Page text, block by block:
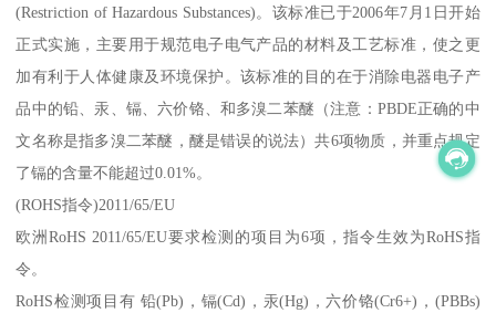
(Restriction of Hazardous Substances)。该标准已于2006年7月1日开始
正式实施，主要用于规范电子电气产品的材料及工艺标准，使之更
加有利于人体健康及环境保护。该标准的目的在于消除电器电子产
品中的铅、汞、镉、六价铬、和多溴二苯醚（注意：PBDE正确的中
文名称是指多溴二苯醚，醚是错误的说法）共6项物质，并重点规定
了镉的含量不能超过0.01%。
(ROHS指令)2011/65/EU
欧洲RoHS 2011/65/EU要求检测的项目为6项，指令生效为RoHS指
令。
RoHS检测项目有 铅(Pb)，镉(Cd)，汞(Hg)，六价铬(Cr6+)，(PBBs)